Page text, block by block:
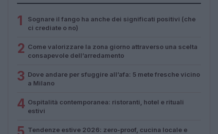
1
Sognare il fango ha anche dei significati positivi (che
ci crediate o no)
2 Come valorizzare la zona giorno attraverso una scelta
consapevole dell’arredamento
3 Dove andare per sfuggire all’afa: 5 mete fresche vicino
a Milano
4 Ospitalità contemporanea: ristoranti, hotel e rituali
estivi
Tendenze estive 2026: zero-proof, cucina locale e